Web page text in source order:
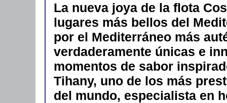
La nueva joya de la flota
lugares más bellos del
por el Mediterráneo más
verdaderamente únicas e
momentos de sabor
Tihany, uno de los más
del mundo, especialista en